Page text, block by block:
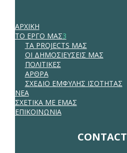
ΑΡΧΙΚΗ
ΤΟ ΕΡΓΟ ΜΑΣ3
ΤΑ PROJECTS ΜΑΣ
ΟΙ ΔΗΜΟΣΙΕΥΣΕΙΣ ΜΑΣ
ΠΟΛΙΤΙΚΕΣ
ΑΡΘΡΑ
ΣΧΕΔΙΟ ΕΜΦΥΛΗΣ ΙΣΟΤΗΤΑΣ
ΝΕΑ
ΣΧΕΤΙΚΑ ΜΕ ΕΜΑΣ
ΕΠΙΚΟΙΝΩΝΙΑ
CONTACT